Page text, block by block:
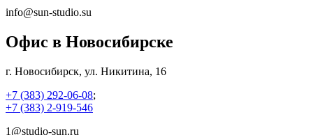
info@sun-studio.su
Офис в Новосибирске
г. Новосибирск, ул. Никитина, 16
+7 (383) 292-06-08;
+7 (383) 2-919-546
1@studio-sun.ru